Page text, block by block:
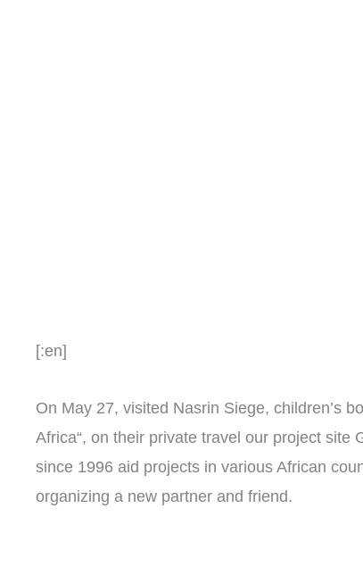
[:en]
On May 27, visited Nasrin Siege, children’s
Africa“, on their private travel our project site
since 1996 aid projects in various African
organizing a new partner and friend.